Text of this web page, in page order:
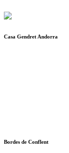
Casa Gendret Andorra
Bordes de Conflent